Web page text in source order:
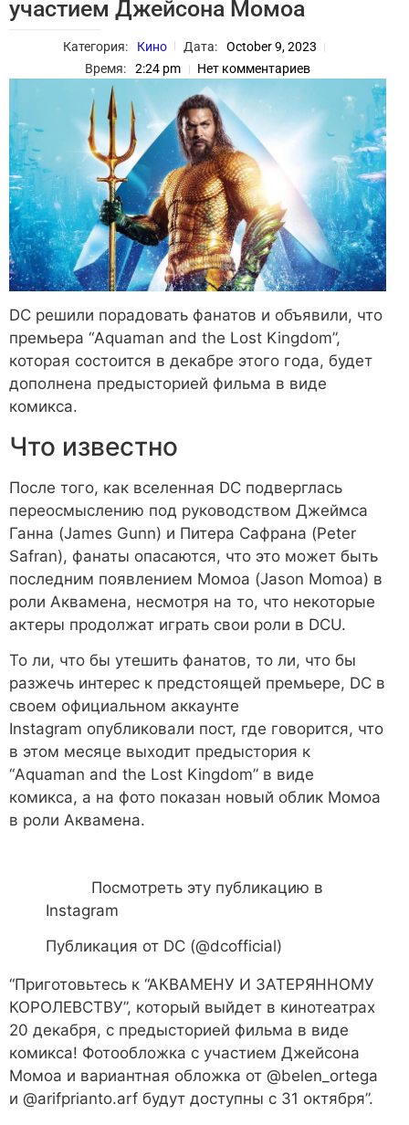
участием Джейсона Момоа
Категория: Кино Дата:
October 9, 2023
Время:
2:24 pm Нет комментариев
DC решили порадовать фанатов и объявили, что
премьера “Aquaman and the Lost Kingdom”,
которая состоится в декабре этого года, будет
дополнена предысторией фильма в виде
комикса.
Что известно
После того, как вселенная DC подверглась
переосмыслению под руководством Джеймса
Ганна (James Gunn) и Питера Сафрана (Peter
Safran), фанаты опасаются, что это может быть
последним появлением Момоа (Jason Momoa) в
роли Аквамена, несмотря на то, что некоторые
актеры продолжат играть свои роли в DCU.
То ли, что бы утешить фанатов, то ли, что бы
разжечь интерес к предстоящей премьере, DC в
своем официальном аккаунте
Instagram опубликовали пост, где говорится, что
в этом месяце выходит предыстория к
“Aquaman and the Lost Kingdom” в виде
комикса, а на фото показан новый облик Момоа
в роли Аквамена.
Посмотреть эту публикацию в
Instagram
Публикация от DC (@dcofficial)
“Приготовьтесь к “АКВАМЕНУ И ЗАТЕРЯННОМУ
КОРОЛЕВСТВУ”, который выйдет в кинотеатрах
20 декабря, с предысторией фильма в виде
комикса! Фотообложка с участием Джейсона
Момоа и вариантная обложка от @belen_ortega
и @arifprianto.arf будут доступны с 31 октября”.